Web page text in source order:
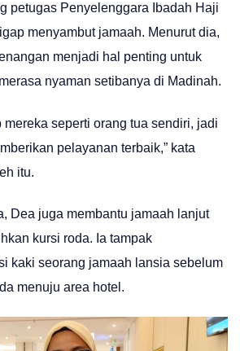
petugas Penyelenggara Ibadah Haji
menyambut jamaah. Menurut dia,
menjadi hal penting untuk
nyaman setibanya di Madinah.
mereka seperti orang tua sendiri, jadi
pelayanan terbaik,” kata
itu.
Dea juga membantu jamaah lanjut
kursi roda. Ia tampak
kaki seorang jamaah lansia sebelum
menuju area hotel.